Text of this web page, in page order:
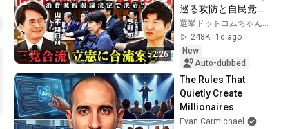
52:26
巡る攻防と自民党内
の激しい葛藤／中
道・立憲・公明の3
党合流構想に浮上し
た「第4の選択肢」
とは？【今野忍×山
本期日前】｜選挙ド
ットコム
248K
1d ago
New
Auto-dubbed
The Rules That
Quietly Create
Millionaires
Evan Carmichael